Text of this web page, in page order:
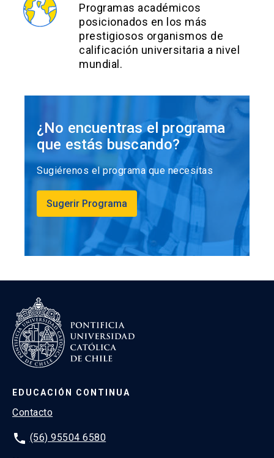
Programas académicos
posicionados en los más
prestigiosos organismos de
calificación universitaria a nivel
mundial.
¿No encuentras el programa
que estás buscando?
Sugiérenos el programa que necesitas
Sugerir Programa
EDUCACIÓN CONTINUA
Contacto
phone (56) 95504 6580